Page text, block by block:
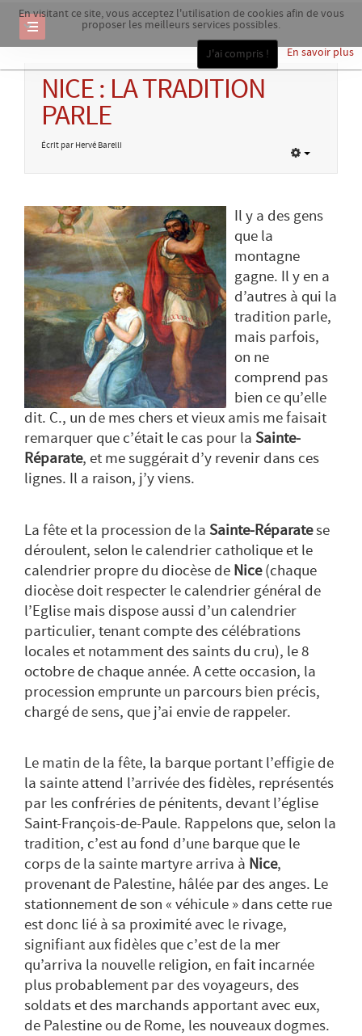
En visitant ce site, vous acceptez l'utilisation de cookies afin de vous
proposer les meilleurs services possibles.
En savoir plus
J'ai compris !
NICE : LA TRADITION
PARLE
Écrit par Hervé Barelli
Il y a des gens
que la
montagne
gagne. Il y en a
d’autres à qui la
tradition parle,
mais parfois,
on ne
comprend pas
bien ce qu’elle
dit. C., un de mes chers et vieux amis me faisait
remarquer que c’était le cas pour la Sainte-
Réparate, et me suggérait d’y revenir dans ces
lignes. Il a raison, j’y viens.
La fête et la procession de la Sainte-Réparatese
déroulent, selon le calendrier catholique et le
calendrier propre du diocèse de Nice(chaque
diocèse doit respecter le calendrier général de
l’Eglise mais dispose aussi d’un calendrier
particulier, tenant compte des célébrations
locales et notamment des saints du cru), le 8
octobre de chaque année. A cette occasion, la
procession emprunte un parcours bien précis,
chargé de sens, que j’ai envie de rappeler.
Le matin de la fête, la barque portant l’effigie de
la sainte attend l’arrivée des fidèles, représentés
par les confréries de pénitents, devant l’église
Saint-François-de-Paule. Rappelons que, selon la
tradition, c’est au fond d’une barque que le
corps de la sainte martyre arriva à Nice,
provenant de Palestine, hâlée par des anges. Le
stationnement de son « véhicule » dans cette rue
est donc lié à sa proximité avec le rivage,
signifiant aux fidèles que c’est de la mer
qu’arriva la nouvelle religion, en fait incarnée
plus probablement par des voyageurs, des
soldats et des marchands apportant avec eux,
de Palestine ou de Rome, les nouveaux dogmes.